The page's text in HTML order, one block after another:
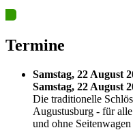
Termine
Samstag, 22 August
Samstag, 22 August
Die traditionelle
Augustusburg - für
und ohne